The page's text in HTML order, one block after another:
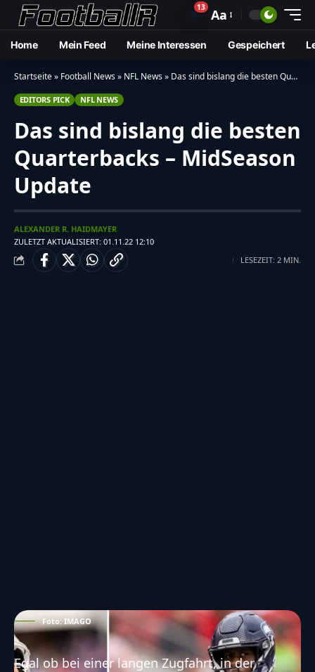
🔔13 Aa
Home Mein Feed Meine Interessen Gespeichert
Startseite» Football News» NFL News» Das sind bislang die besten Quarterbacks – MidSeason Update
EDITORS PICK NFL NEWS
Das sind bislang die besten
Quarterbacks – MidSeason
Update
ZULETZT AKTUALISIERT: 01.11.22 12:10
ALEXANDER R. HAIDMAYER
LESEZEIT: 2 MIN.
Foto: IMAGO
Egal ob bei einer langen Zugfahrt, in der